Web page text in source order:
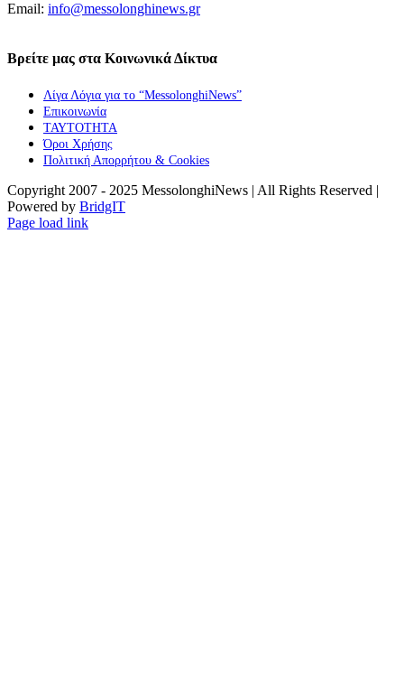
Email: info@messolonghinews.gr
Βρείτε μας στα Κοινωνικά Δίκτυα
Λίγα Λόγια για το “MessolonghiNews”
Επικοινωνία
ΤΑΥΤΟΤΗΤΑ
Όροι Χρήσης
Πολιτική Απορρήτου & Cookies
Copyright 2007 - 2025 MessolonghiNews | All Rights Reserved |
Powered by BridgIT
YouTube
Facebook
Instagram
Page load link